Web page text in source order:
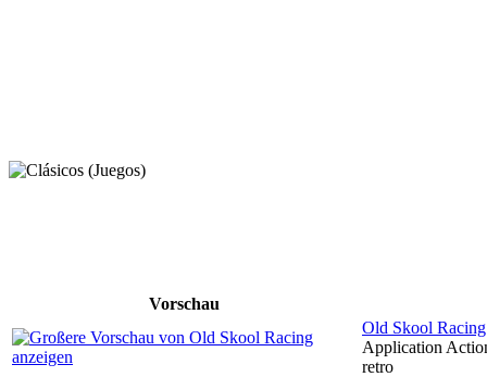
Vorschau
Old Skool Racing
Application
retro